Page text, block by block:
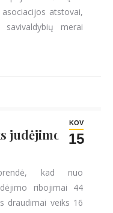
atstovai,
merai
KOV
15
judėjimo
kad nuo
ribojimai 44
draudimai veiks 16